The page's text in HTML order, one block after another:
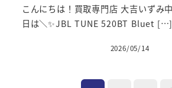
こんにちは！買取専門店 大吉いずみ
日は＼✨JBL TUNE 520BT Bluet […]
2026/05/14